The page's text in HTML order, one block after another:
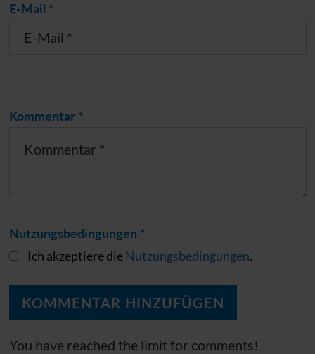
E-Mail *
Kommentar *
Nutzungsbedingungen *
Ich akzeptiere dieNutzungsbedingungen.
You have reached the limit for comments!